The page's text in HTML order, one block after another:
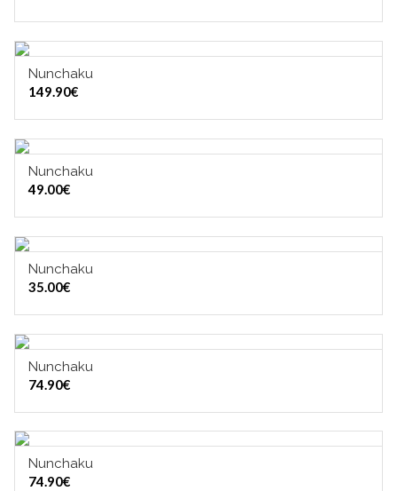
Nunchaku
149.90€
Nunchaku
49.00€
Nunchaku
35.00€
Nunchaku
74.90€
Nunchaku
74.90€